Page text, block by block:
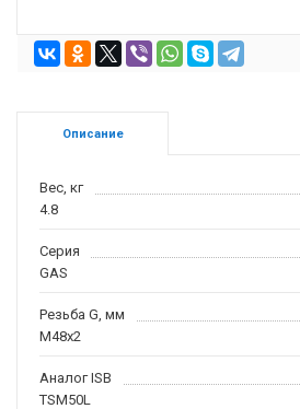
Описание
Вес, кг
4.8
Серия
GAS
Резьба G, мм
M48x2
Аналог ISB
TSM50L